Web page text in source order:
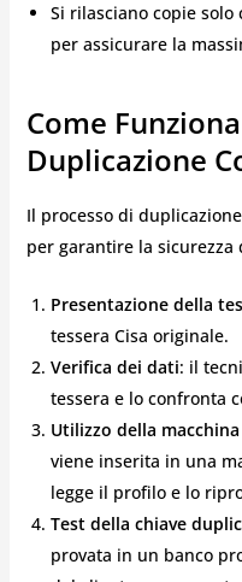
Si rilasciano copie solo
per assicurare la
Come
Duplicazione
Il processo di
per garantire la sicurezza
Presentazione della
tessera Cisa originale.
Verifica dei dati: il
tessera e lo confronta
Utilizzo della
viene inserita in una
legge il profilo e lo
Test della chiave
provata in un banco